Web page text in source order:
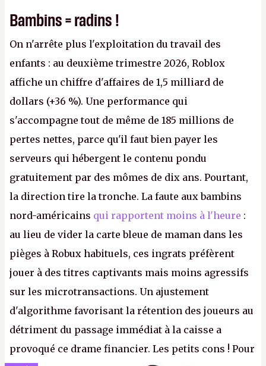
Bambins = radins !
On n'arrête plus l'exploitation du travail des
enfants : au deuxième trimestre 2026, Roblox
affiche un chiffre d'affaires de 1,5 milliard de
dollars (+36 %). Une performance qui
s'accompagne tout de même de 185 millions de
pertes nettes, parce qu'il faut bien payer les
serveurs qui hébergent le contenu pondu
gratuitement par des mômes de dix ans. Pourtant,
la direction tire la tronche. La faute aux bambins
nord-américains qui rapportent moins à l'heure :
au lieu de vider la carte bleue de maman dans les
pièges à Robux habituels, ces ingrats préfèrent
jouer à des titres captivants mais moins agressifs
sur les microtransactions. Un ajustement
d'algorithme favorisant la rétention des joueurs au
détriment du passage immédiat à la caisse a
provoqué ce drame financier. Les petits cons ! Pour